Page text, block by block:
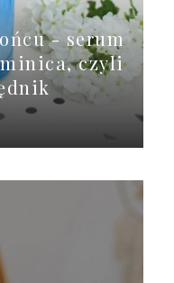
- serum
czyli